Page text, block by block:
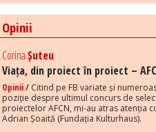
Opinii
CorinaȘuteu
Viața, din proiect în proiect –
Opinii / Citind pe FB variate și
poziție despre ultimul concurs de
proiectelor AFCN, mi-au atras atenția
Adrian Șoaită (Fundația Kulturhaus).